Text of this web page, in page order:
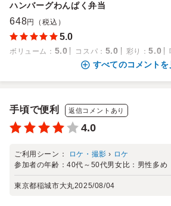
ハンバーグわんぱく弁当
648円（税込）
5.0
ボリューム ： 5.0 コスパ ： 5.0 彩り ：5.0
すべてのコメントを
手頃で便利 返信コメントあり
4.0
ご利用シーン： ロケ・撮影 › ロケ
参加者の年齢：40代～50代男女比： 男性多め
東京都稲城市大丸2025/08/04